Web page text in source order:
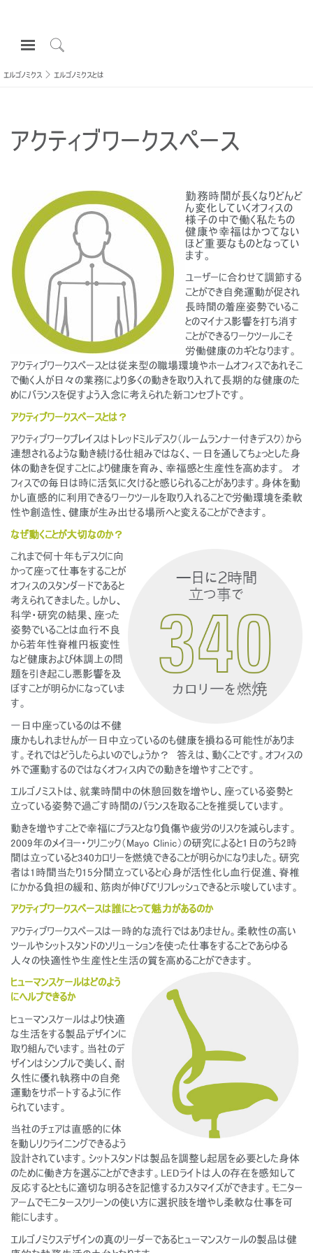
Open
Menu to
サインインまたは登録
エルゴノミクス
お問い合わせ先
Partners
サポート
ショールームを探す
地域を変更
Opens
to
Facebook
Opens
to
Twitter
Opens
to
Linkedin
Opens
to
Instagram
Opens
to
Humanscale
Blog
Opens
to
Pinterest
Opens
to
YouTube
エルゴノミクス エルゴノミクスとは
アクティブワークスペース
勤務時間が長くなりどんど
ん変化していくオフィスの
様子の中で働く私たちの
健康や幸福はかつてない
ほど重要なものとなってい
ます。
ユーザーに合わせて調節する
ことができ自発運動が促され
長時間の着座姿勢でいるこ
とのマイナス影響を打ち消す
ことができるワークツールこそ
労働健康のカギとなります。
アクティブワークスペースとは従来型の職場環境やホームオフィスであれそこ
で働く人が日々の業務により多くの動きを取り入れて長期的な健康のた
めにバランスを促すよう入念に考えられた新コンセプトです。
アクティブワークスペースとは？
アクティブワークプレイスはトレッドミルデスク（ルームランナー付きデスク）から
連想されるような動き続ける仕組みではなく、一日を通してちょっとした身
体の動きを促すことにより健康を育み、幸福感と生産性を高めます。 オ
フィスでの毎日は時に活気に欠けると感じられることがあります。身体を動
かし直感的に利用できるワークツールを取り入れることで労働環境を柔軟
性や創造性、健康が生み出せる場所へと変えることができます。
なぜ動くことが大切なのか？
これまで何十年もデスクに向
かって座って仕事をすることが
オフィスのスタンダードであると
考えられてきました。しかし、
科学・研究の結果、座った
姿勢でいることは血行不良
から若年性脊椎円板変性
など健康および体調上の問
題を引き起こし悪影響を及
ぼすことが明らかになっていま
す。
一日中座っているのは不健
康かもしれませんが一日中立っているのも健康を損ねる可能性がありま
す。それではどうしたらよいのでしょうか？ 答えは、動くことです。オフィスの
外で運動するのではなくオフィス内での動きを増やすことです。
エルゴノミストは、就業時間中の休憩回数を増やし、座っている姿勢と
立っている姿勢で過ごす時間のバランスを取ることを推奨しています。
動きを増やすことで幸福にプラスとなり負傷や疲労のリスクを減らします。
2009年のメイヨー・クリニック（Mayo Clinic）の研究によると1日のうち2時
間は立っていると340カロリーを燃焼できることが明らかになりました。研究
者は1時間当たり15分間立っていると心身が活性化し血行促進、脊椎
にかかる負担の緩和、筋肉が伸びてリフレッシュできると示唆しています。
アクティブワークスペースは誰にとって魅力があるのか
アクティブワークスペースは一時的な流行ではありません。柔軟性の高い
ツールやシットスタンドのソリューションを使った仕事をすることであらゆる
人々の快適性や生産性と生活の質を高めることができます。
ヒューマンスケールはどのよう
にヘルプできるか
ヒューマンスケールはより快適
な生活をする製品デザインに
取り組んでいます。当社のデ
ザインはシンプルで美しく、耐
久性に優れ執務中の自発
運動をサポートするように作
られています。
当社のチェアは直感的に体
を動しリクライニングできるよう
設計されています。シットスタンドは製品を調整し起居を必要とした身体
のために働き方を選ぶことができます。LEDライトは人の存在を感知して
反応するとともに適切な明るさを記憶するカスタマイズができます。モニター
アームでモニタースクリーンの使い方に選択肢を増やし柔軟な仕事を可
能にします。
エルゴノミクスデザインの真のリーダーであるヒューマンスケールの製品は健